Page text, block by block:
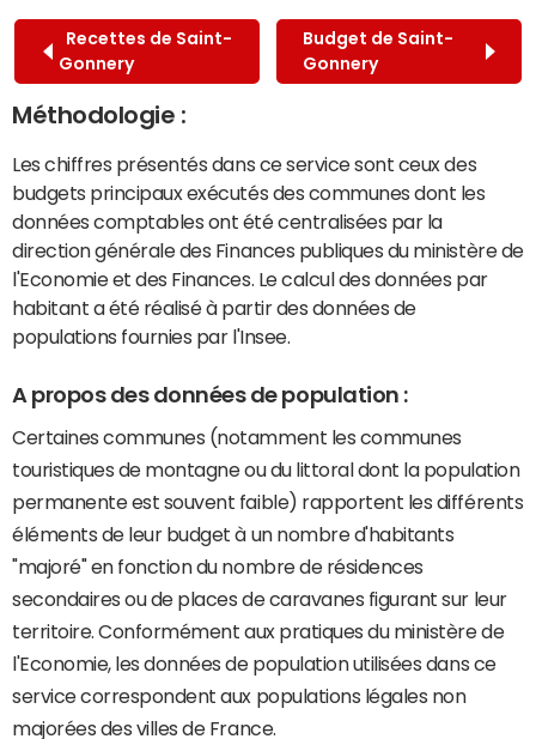
Recettes de Saint-
Gonnery
Budget de Saint-
Gonnery
Méthodologie :
Les chiffres présentés dans ce service sont ceux des
budgets principaux exécutés des communes dont les
données comptables ont été centralisées par la
direction générale des Finances publiques du ministère de
l'Economie et des Finances. Le calcul des données par
habitant a été réalisé à partir des données de
populations fournies par l'Insee.
A propos des données de population :
Certaines communes (notamment les communes
touristiques de montagne ou du littoral dont la population
permanente est souvent faible) rapportent les différents
éléments de leur budget à un nombre d'habitants
"majoré" en fonction du nombre de résidences
secondaires ou de places de caravanes figurant sur leur
territoire. Conformément aux pratiques du ministère de
l'Economie, les données de population utilisées dans ce
service correspondent aux populations légales non
majorées des villes de France.